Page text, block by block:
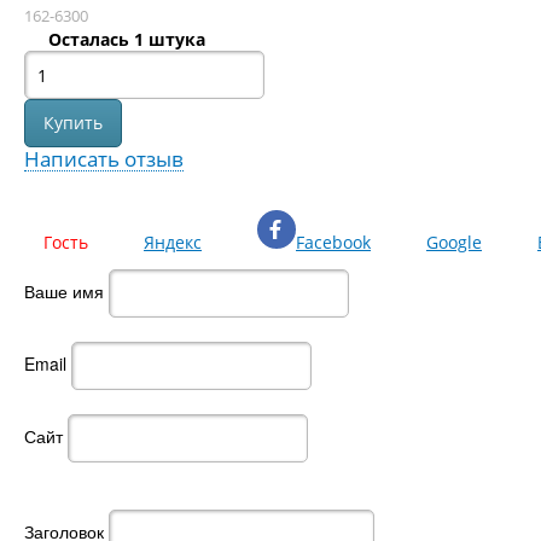
162-6300
Осталась 1 штука
Написать отзыв
Гость Яндекс Facebook Google
Ваше имя
Email
Сайт
Заголовок